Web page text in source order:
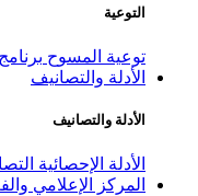
التوعية
توعية المسوح
الأدلة والتصانيف
الأدلة والتصانيف
الأدلة الإحصائية
المركز الإعلامي